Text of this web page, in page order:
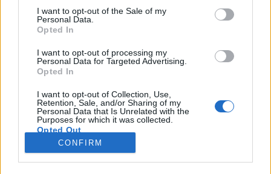
consent section.
I want to opt-out of the Sale of my
Personal Data.
Opted In
I want to opt-out of processing my
Personal Data for Targeted Advertising.
Opted In
I want to opt-out of Collection, Use,
Retention, Sale, and/or Sharing of my
Personal Data that Is Unrelated with the
Purposes for which it was collected.
Opted Out
Google consents
CONFIRM
2008. március 01.
Az ideálok körül járt az agyam a minap. Hím lévén,
első körben a külsőségek körül kattogtak a
gondolataim. Repkedtek a kételyek, hogy mi az,
minek az, létezik-e egyáltalán? Lélekbúváraink
biztosan kötetek tucatjait gyártják a kérdésből, hogy
miért olyan amilyen,…